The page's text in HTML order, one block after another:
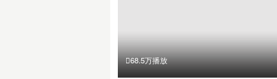
68.5万播放